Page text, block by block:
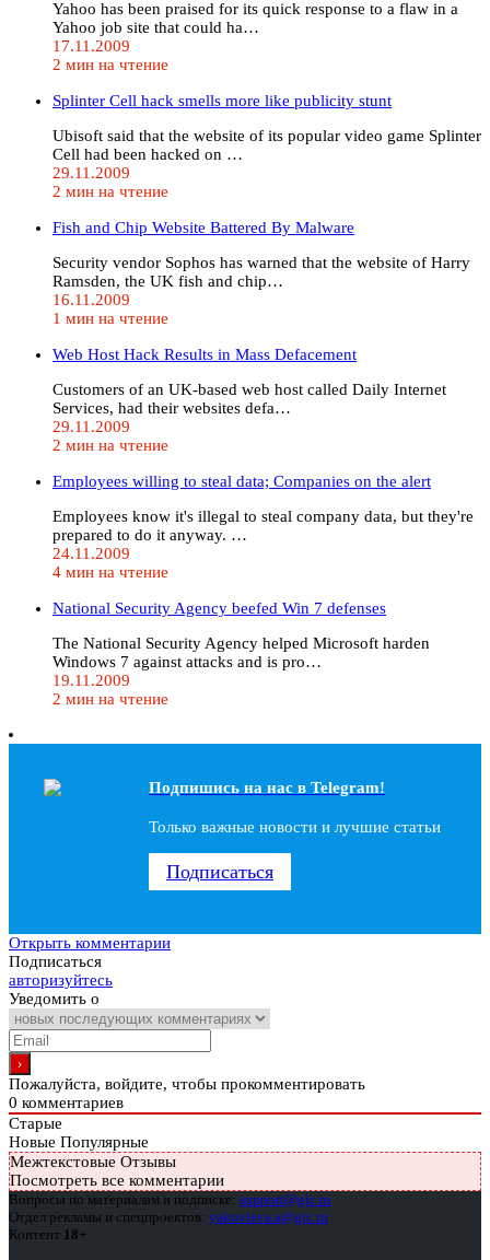
Yahoo has been praised for its quick response to a flaw in a
Yahoo job site that could ha…
17.11.2009
2 мин на чтение
Splinter Cell hack smells more like publicity stunt
Ubisoft said that the website of its popular video game Splinter
Cell had been hacked on …
29.11.2009
2 мин на чтение
Fish and Chip Website Battered By Malware
Security vendor Sophos has warned that the website of Harry
Ramsden, the UK fish and chip…
16.11.2009
1 мин на чтение
Web Host Hack Results in Mass Defacement
Customers of an UK-based web host called Daily Internet
Services, had their websites defa…
29.11.2009
2 мин на чтение
Employees willing to steal data; Companies on the alert
Employees know it's illegal to steal company data, but they're
prepared to do it anyway. …
24.11.2009
4 мин на чтение
National Security Agency beefed Win 7 defenses
The National Security Agency helped Microsoft harden
Windows 7 against attacks and is pro…
19.11.2009
2 мин на чтение
Подпишись на наc в Telegram!
Только важные новости и лучшие статьи
Подписаться
Открыть комментарии
Подписаться
авторизуйтесь
Уведомить о
Пожалуйста, войдите, чтобы прокомментировать
0 комментариев
Старые
Новые Популярные
Межтекстовые Отзывы
Посмотреть все комментарии
Вопросы по материалам и подписке: support@glc.ru
Отдел рекламы и спецпроектов: yakovleva.a@glc.ru
Контент 18+